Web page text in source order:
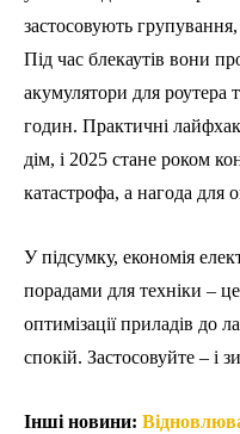
застосовують
Під час блекаутів вони
акумулятори для роутера
годин. Практичні
дім, і 2025 стане роком
катастрофа, а нагода для
У підсумку, економія
порадами для техніки –
оптимізації приладів до
спокій. Застосовуйте – і
Інші новини: